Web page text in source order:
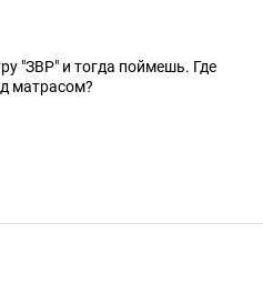
"ЗВР" и тогда поймешь. Где
матрасом?